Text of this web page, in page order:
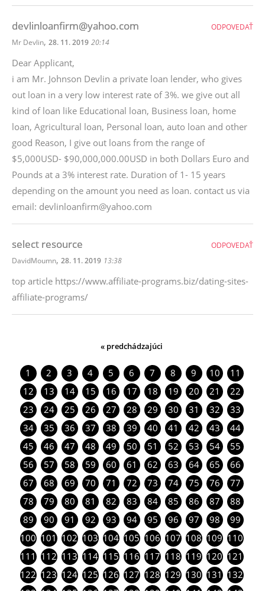
devlinloanfirm@yahoo.com
Mr Devlin, 28. 11. 2019 20:14
Dear Applicant,
i am Mr. Johnson Devlin a private loan lender, who gives
out loan in a very low interest rate of 3%. we give out all
kind of loan like Educational loan, Business loan, home
loan, Agricultural loan, Personal loan, auto loan and other
good Reason, I give out loans from the range of
$5,000USD- $90,000,000.00USD in both Dollars Euro and
Pounds at a 3% interest rate. Duration of 1- 15 years
depending on the amount you need as loan. contact us via
email: devlinloanfirm@yahoo.com
ODPOVEDAŤ
select resource
DavidMoumn, 28. 11. 2019 13:38
top article https://www.affiliate-programs.biz/dating-sites-
affiliate-programs/
ODPOVEDAŤ
« predchádzajúci
1 2 3 4 5 6 7 8 9 10
11
12
13 14 15 16 17 18 19 20 21
22
23
24 25 26 27 28 29 30 31 32
33
34
35 36 37 38 39 40 41 42 43
44
45
46 47 48 49 50 51 52 53 54
55
56
57 58 59 60 61 62 63 64 65
66
67
68 69 70 71 72 73 74 75 76
77
78
79 80 81 82 83 84 85 86 87
88
89
90 91 92 93 94 95 96 97 98
99
100 101 102 103 104 105 106 107 108 109 110
111 112 113 114 115 116 117 118 119 120 121
122 123 124 125 126 127 128 129 130 131 132